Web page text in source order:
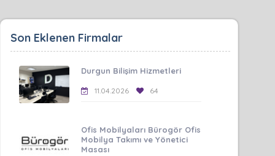
Son Eklenen Firmalar
Durgun Bilişim Hizmetleri
11.04.2026 64
Ofis Mobilyaları Bürogör Ofis
Mobilya Takımı ve Yönetici
Masası